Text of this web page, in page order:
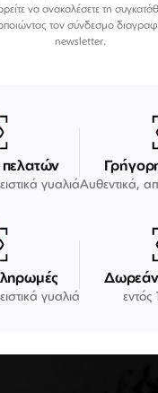
να ανακαλέσετε τη
τον σύνδεσμο
newsletter.
πελατών
γυαλιάΑυθεντικά,
γυαλιά